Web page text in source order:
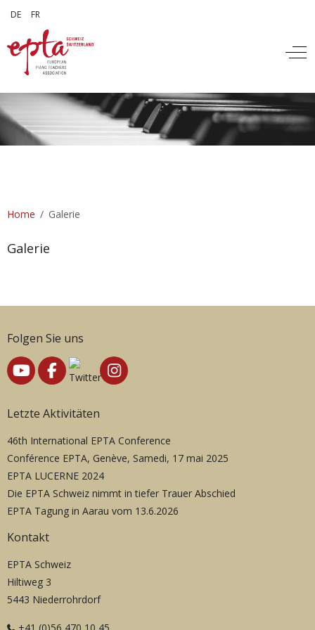
Sprache auswählen
DE FR
Off-
Home Galerie
Galerie
Folgen Sie uns
Letzte Aktivitäten
46th International EPTA Conference
Conférence EPTA, Genève, Samedi, 17 mai 2025
EPTA LUCERNE 2024
Die EPTA Schweiz nimmt in tiefer Trauer Abschied
EPTA Tagung in Aarau vom 13.6.2026
Kontakt
EPTA Schweiz
Hiltiweg 3
5443 Niederrohrdorf